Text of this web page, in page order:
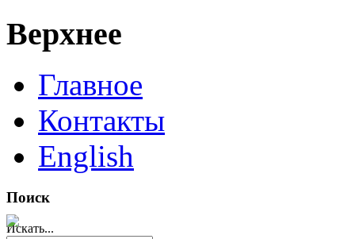
Верхнее
Главное
Контакты
English
Поиск
Искать...